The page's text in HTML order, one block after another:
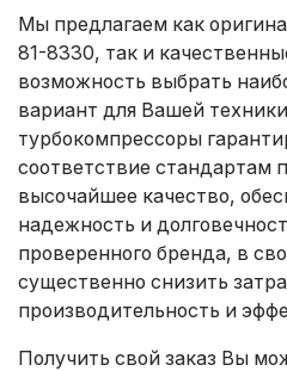
Мы предлагаем как
81-8330, так и
возможность выбрать
вариант для Вашей
турбокомпрессоры
соответствие стандартам
высочайшее качество,
надежность и
проверенного бренда, в
существенно снизить
производительность и
Получить свой заказ Вы